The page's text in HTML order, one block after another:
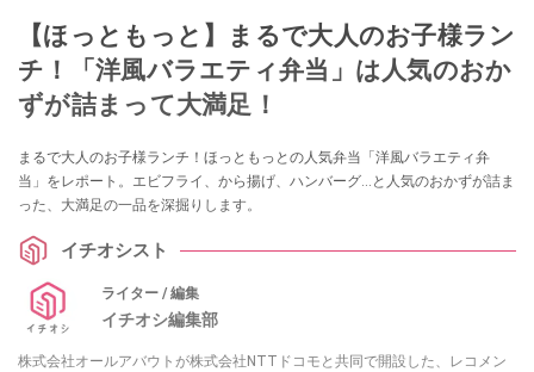
【ほっともっと】まるで大人のお子様ラン
チ！「洋風バラエティ弁当」は人気のおか
ずが詰まって大満足！
まるで大人のお子様ランチ！ほっともっとの人気弁当「洋風バラエティ弁
当」をレポート。エビフライ、から揚げ、ハンバーグ…と人気のおかずが詰ま
った、大満足の一品を深掘りします。
イチオシスト
ライター / 編集
イチオシ編集部
株式会社オールアバウトが株式会社NTTドコモと共同で開設した、レコメン